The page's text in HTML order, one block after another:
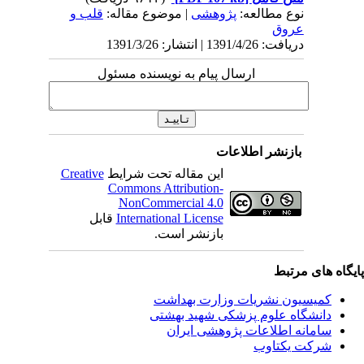
نوع مطالعه:پژوهشی| موضوع مقاله:قلب و
عروق
دریافت: 1391/4/26 | انتشار: 1391/3/26
ارسال پیام به نویسنده مسئول
بازنشر اطلاعات
این مقاله تحت شرایطCreative
Commons Attribution-
NonCommercial 4.0
International Licenseقابل
بازنشر است.
های مرتبط
کمیسیون نشریات وزارت بهداشت
دانشگاه علوم پزشکی شهید بهشتی
سامانه اطلاعات پژوهشی ایران
شرکت یکتاوب